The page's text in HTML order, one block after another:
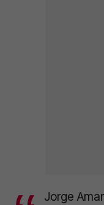
Jorge